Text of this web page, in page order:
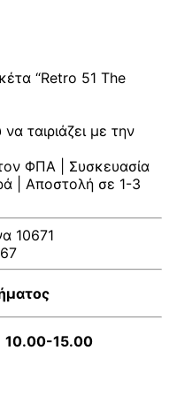
“Retro 51 The
ταιριάζει με την
ΦΠΑ | Συσκευασία
| Αποστολή σε 1-3
10671
10.00-15.00